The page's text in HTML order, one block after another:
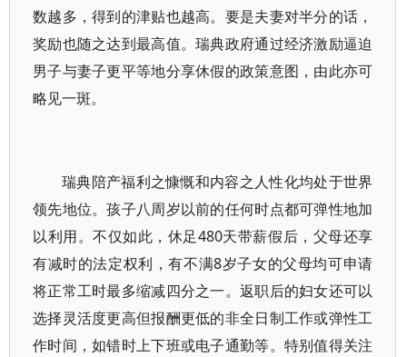
数越多，得到的津贴也越高。要是夫妻对半分的话，
奖励也随之达到最高值。瑞典政府通过经济激励逼迫
男子与妻子更平等地分享休假的政策意图，由此亦可
略见一斑。
瑞典陪产福利之慷慨和内容之人性化均处于世界
领先地位。孩子八周岁以前的任何时点都可弹性地加
以利用。不仅如此，休足480天带薪假后，父母还享
有减时的法定权利，有不满8岁子女的父母均可申请
将正常工时最多缩减四分之一。返职后的妇女还可以
选择灵活度更高但报酬更低的非全日制工作或弹性工
作时间，如错时上下班或电子通勤等。特别值得关注